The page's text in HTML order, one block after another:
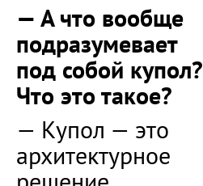
— А что вообще
подразумевает
под собой купол?
Что это такое?
— Купол — это
архитектурное